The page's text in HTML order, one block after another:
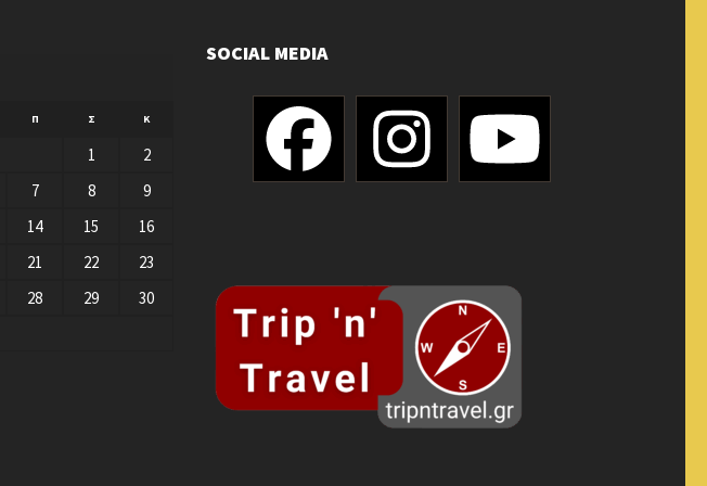
Π Σ Κ
1
2
7 8
9
14 15
16
21 22
23
28 29
30
SOCIAL MEDIA